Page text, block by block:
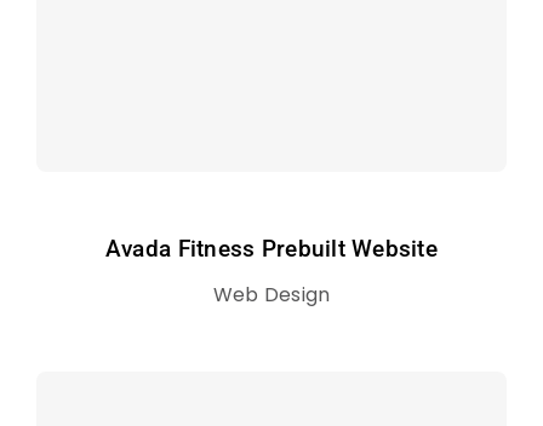
Avada Fitness Prebuilt Website
Web Design